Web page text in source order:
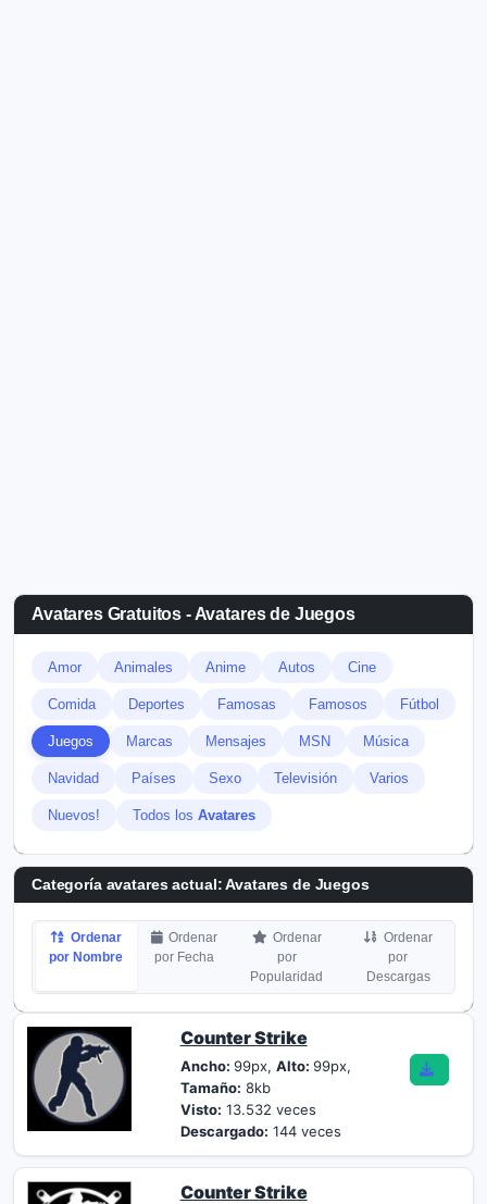
Avatares Gratuitos - Avatares de Juegos
Amor Animales Anime Autos Cine
Comida Deportes Famosas Famosos Fútbol
Juegos Marcas Mensajes MSN Música
Navidad Países Sexo Televisión Varios
Nuevos! Todos los Avatares
Categoría avatares actual: Avatares de Juegos
Ordenar
por Nombre
Ordenar
por Fecha
Ordenar
por
Popularidad
Ordenar
por
Descargas
Counter Strike
Ancho: 99px, Alto: 99px,
Tamaño: 8kb
Visto: 13.532 veces
Descargado: 144 veces
Counter Strike